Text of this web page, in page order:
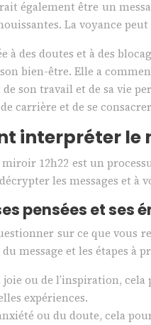
également être un
La voyance
à des doutes et à des
bien-être. Elle a
son travail et de sa vie
carrière et de se
interpréter le
12h22 est un
les messages et
pensées et ses
sur ce que vous
message et les étapes à
joie ou de l’inspiration,
expériences.
ou du doute, cela